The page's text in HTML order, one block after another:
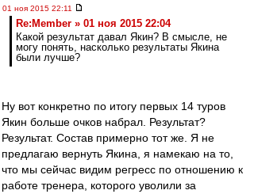
01 ноя 2015 22:11
Re:Member » 01 ноя 2015 22:04
Какой результат давал Якин? В смысле, не
могу понять, насколько результаты Якина
были лучше?
Ну вот конкретно по итогу первых 14 туров
Якин больше очков набрал. Результат?
Результат. Состав примерно тот же. Я не
предлагаю вернуть Якина, я намекаю на то,
что мы сейчас видим регресс по отношению к
работе тренера, которого уволили за